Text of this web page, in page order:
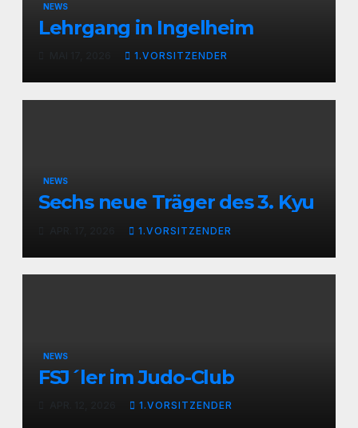
NEWS
Lehrgang in Ingelheim
1.VORSITZENDER
NEWS
Sechs neue Träger des 3. Kyu
1.VORSITZENDER
NEWS
FSJ´ler im Judo-Club
1.VORSITZENDER